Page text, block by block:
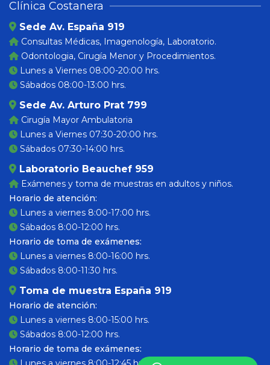
Clínica Costanera
Sede Av. España 919
Consultas Médicas, Imagenología, Laboratorio.
Odontologia, Cirugía Menor y Procedimientos.
Lunes a Viernes 08:00-20:00 hrs.
Sábados 08:00-13:00 hrs.
Sede Av. Arturo Prat 799
Cirugía Mayor Ambulatoria
Lunes a Viernes 07:30-20:00 hrs.
Sábados 07:30-14:00 hrs.
Laboratorio Beauchef 959
Exámenes y toma de muestras en adultos y niños.
Horario de atención:
Lunes a viernes 8:00-17:00 hrs.
Sábados 8:00-12:00 hrs.
Horario de toma de exámenes:
Lunes a viernes 8:00-16:00 hrs.
Sábados 8:00-11:30 hrs.
Toma de muestra España 919
Horario de atención:
Lunes a viernes 8:00-15:00 hrs.
Sábados 8:00-12:00 hrs.
Horario de toma de exámenes: